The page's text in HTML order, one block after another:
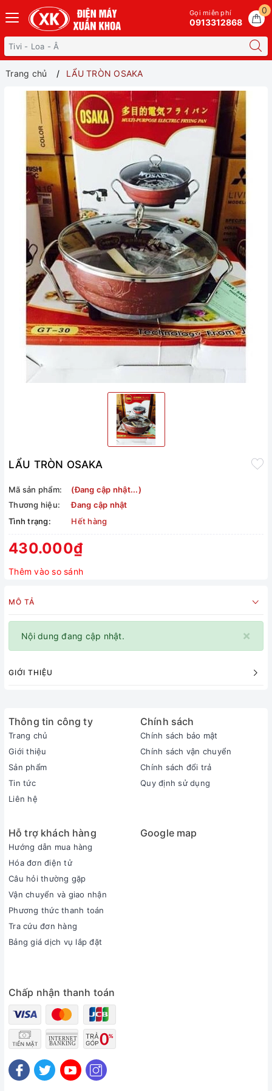
0
Gọi miễn phí
0913312868
Trang chủ LẨU TRÒN OSAKA
LẨU TRÒN OSAKA
Mã sản phẩm:
(Đang cập nhật...)
Thương hiệu:
Đang cập nhật
Tình trạng:
Hết hàng
430.000₫
Thêm vào so sánh
MÔ TẢ
×
Nội dung đang cập nhật.
GIỚI THIỆU
Thông tin công ty
Trang chủ
Giới thiệu
Sản phẩm
Tin tức
Liên hệ
Chính sách
Chính sách bảo mật
Chính sách vận chuyển
Chính sách đổi trả
Quy định sử dụng
Hỗ trợ khách hàng
Hướng dẫn mua hàng
Hóa đơn điện tử
Câu hỏi thường gặp
Vận chuyển và giao nhận
Phương thức thanh toán
Tra cứu đơn hàng
Bảng giá dịch vụ lắp đặt
Google map
Chấp nhận thanh toán